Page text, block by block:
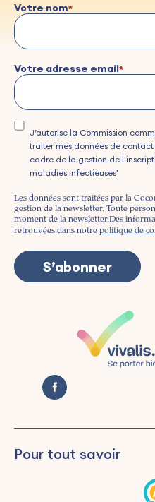
Votre nom
Votre adresse email
J’autorise la Commission
traiter mes données de
cadre de la gestion de
maladies infectieuses'
Les données sont traitées par la
gestion de la newsletter. Toute
moment de la newsletter.Des
retrouvées dans notre politique de
Pour tout savoir